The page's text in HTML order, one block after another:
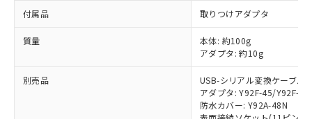
付属品 取りつけアダプタ
質量
本体: 約100g
アダプタ: 約10g
別売品
USB-シリアル変換ケーブル:
アダプタ: Y92F-45/Y92F-49
防水カバー: Y92A-48N
オムロン制御機器販売店や当社販売拠
販売ネットワーク
」をご確認
在庫状況および標準価格結果を当社の
事前の承諾なく第三者に漏洩または開
示しないようお願いします。
マイパーツ機能（部品リスト作成サー
フタル酸エステル類の４物質については閾値を超える意
図的な使用がないことを確認しています。
部品在庫の切り替え状況などにより、予定
「ｅ」：有害物質（10物質）のすべてが基
準値以下であることを示します。
「10」：通常の使用状況下において有害物
質が外部に漏えいし、環境に深刻な影響を
ル、化学兵器、生物兵器またはその他
武器並びにこれらの製造装置等に一切
当社は、貴社製品を第三者に販売する
場合は、上記1、2および3の内容を当
該第三者に通知します。また当社は、
販売先および販売に係わる関係者が違
法に輸出するおそれがある場合は、取
在庫なし(最新の在庫状況につ
いては、お客様のお取引先、ま
たはお客様担当のオムロン制御
機器販売店・当社販売員にご確
受注生産機種、また在庫状況の